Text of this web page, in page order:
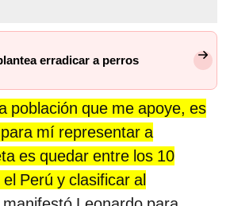
erradicar a perros
población que me apoye, es
mí representar a
es quedar entre los 10
Perú y clasificar al